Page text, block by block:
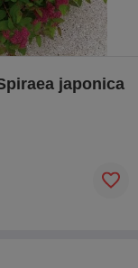
japonica